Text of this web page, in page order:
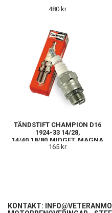
480 kr
TÄNDSTIFT CHAMPION D16
1924-33 14/28,
14/40,18/80,MIDGET, MAGNA
165 kr
KONTAKT: